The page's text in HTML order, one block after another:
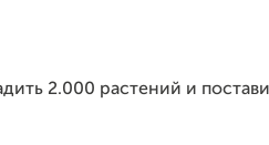
2.000 растений и